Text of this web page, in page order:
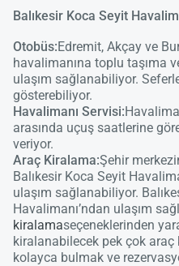
Balıkesir Koca Seyit
Otobüs:Edremit, Akçay ve
havalimanına toplu taşıma
ulaşım sağlanabiliyor.
gösterebiliyor.
Havalimanı Servisi:
arasında uçuş saatlerine
veriyor.
Araç Kiralama:Şehir
Balıkesir Koca Seyit
ulaşım sağlanabiliyor.
Havalimanı’ndan ulaşım
kiralamaseçeneklerinden
kiralanabilecek pek çok araç
kolayca bulmak ve